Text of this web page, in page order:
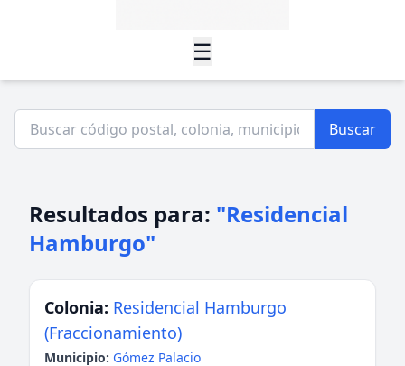
☰
Buscar
Resultados para: "Residencial
Hamburgo"
Colonia: Residencial Hamburgo
(Fraccionamiento)
Municipio: Gómez Palacio